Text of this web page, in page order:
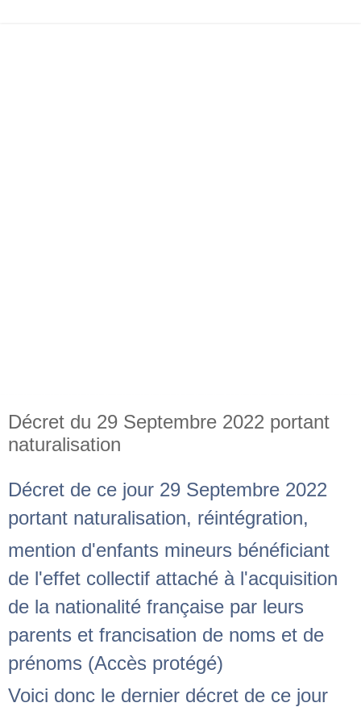
Décret du 29 Septembre 2022 portant
naturalisation
Décret de ce jour 29 Septembre 2022
portant naturalisation, réintégration,
mention d'enfants mineurs bénéficiant
de l'effet collectif attaché à l'acquisition
de la nationalité française par leurs
parents et francisation de noms et de
prénoms (Accès protégé)
Voici donc le dernier décret de ce jour